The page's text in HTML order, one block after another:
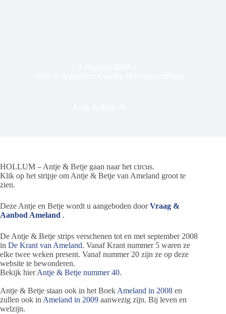
HOLLUM – Antje & Betje gaan naar het circus.
Klik op het stripje om Antje & Betje van Ameland groot te
zien.
Deze Antje en Betje wordt u aangeboden doorVraag &
Aanbod Ameland .
De Antje & Betje strips verschenen tot en met september 2008
in De Krant van Ameland. Vanaf Krant nummer 5 waren ze
elke twee weken present. Vanaf nummer 20 zijn ze op deze
website te bewonderen.
Bekijk hierAntje & Betje nummer 40.
Antje & Betje staan ook in het Boek Ameland in 2008 en
zullen ook in Ameland in 2009 aanwezig zijn. Bij leven en
welzijn.